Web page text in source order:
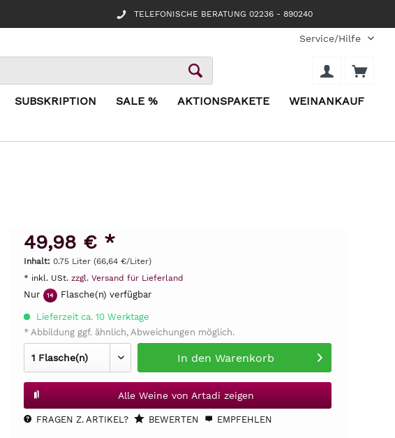
TELEFONISCHE BERATUNG 02236 - 890240
Service/Hilfe
SUBSKRIPTION SALE % AKTIONSPAKETE WEINANKAUF
49,98 € *
Inhalt: 0.75 Liter (66,64 €/Liter)
* inkl. USt. zzgl. Versand für Lieferland
Nur 14 Flasche(n) verfügbar
Lieferzeit ca. 10 Werktage
* Abbildung ggf. ähnlich, Abweichungen möglich.
In den Warenkorb
Alle Weine von Artadi zeigen
FRAGEN Z. ARTIKEL? BEWERTEN EMPFEHLEN